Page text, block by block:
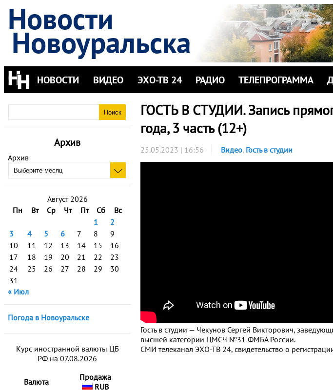
Новости
Новоуральска
НОВОСТИ ВИДЕО ЭХО-ТВ 24 РАДИО ТЕЛЕПРОГРАММА
Архив
Архив
Август 2026
Пн
Вт Ср Чт Пт Сб
Вс
1
2
3
4 5 6 7 8
9
10
11 12 13 14 15
16
17
18 19 20 21 22
23
24
25 26 27 28 29
30
31
« Июл
Погода в Новоуральске
Курс иностранной валюты ЦБ
РФ на 07.08.2026
Валюта
Продажа
RUB
ГОСТЬ В СТУДИИ. Запись
года, 3 часть (12+)
25.05.2023 | 16:56 Видео, Гость в студии
Гость в студии — Чекунов Сергей Викторович,
высшей категории ЦМСЧ №31 ФМБА России.
СМИ телеканал ЭХО-ТВ 24, свидетельство о